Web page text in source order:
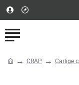
CRAP Carlige